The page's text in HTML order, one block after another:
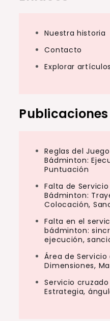
Nuestra historia
Contacto
Explorar artículos
Reglas del
Bádminton:
Puntuación
Falta de Servicio
Bádminton:
Colocación,
Falta en el
bádminton:
ejecución,
Área de
Dimensiones,
Servicio
Estrategia,